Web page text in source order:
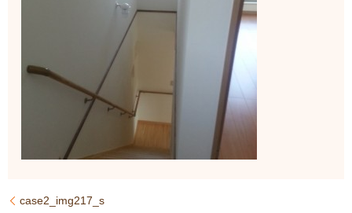
case2_img217_s